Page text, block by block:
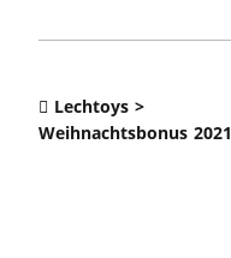
Lechtoys >
Weihnachtsbonus 2021